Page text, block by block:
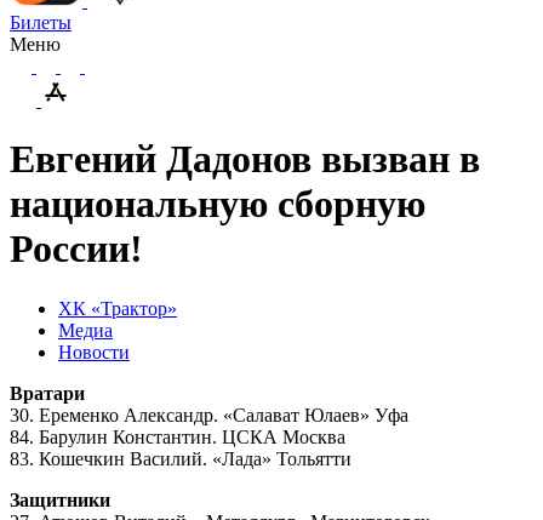
Билеты
Меню
Евгений Дадонов вызван в
национальную сборную
России!
ХК «Трактор»
Медиа
Новости
Вратари
30. Еременко Александр. «Салават Юлаев» Уфа
84. Барулин Константин. ЦСКА Москва
83. Кошечкин Василий. «Лада» Тольятти
Защитники